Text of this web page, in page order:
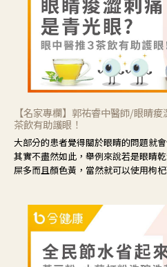
【名家專欄】郭祐睿中醫師/眼睛
茶飲有助護眼！
大部分的患者覺得關於眼睛的問題就
其實不盡然如此，舉例來說若是眼睛
屎多而且顏色黃，當然就可以使用枸
候就要使用菊花、金銀花來治療；假
眼睛周圍沒有眼屎，這種情況是屬於
藕、麥門冬、山藥等比較滋潤的藥材